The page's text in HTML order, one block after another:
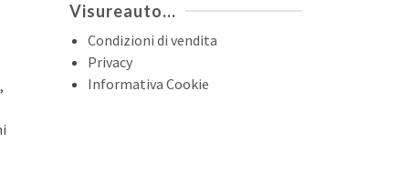
Visureauto…
Condizioni di vendita
Privacy
Informativa Cookie